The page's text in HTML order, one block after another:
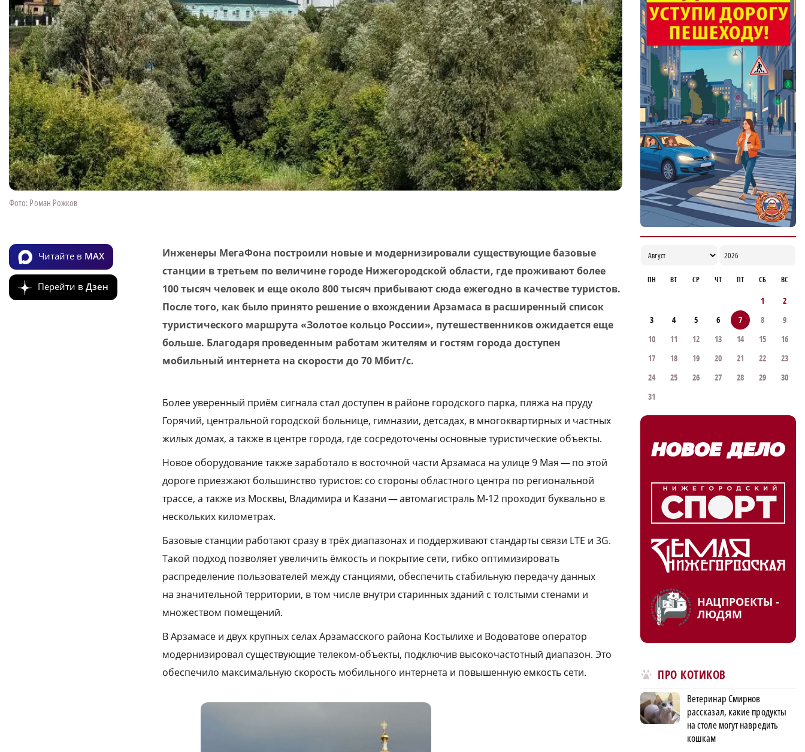
Фото: Роман Рожков
Читайте в MAX
Перейти в Дзен
Инженеры МегаФона построили новые и модернизировали существующие базовые
станции в третьем по величине городе Нижегородской области, где проживают более
100 тысяч человек и еще около 800 тысяч прибывают сюда ежегодно в качестве туристов.
После того, как было принято решение о вхождении Арзамаса в расширенный список
туристического маршрута «Золотое кольцо России», путешественников ожидается еще
больше. Благодаря проведенным работам жителям и гостям города доступен
мобильный интернета на скорости до 70 Мбит/с.
Более уверенный приём сигнала стал доступен в районе городского парка, пляжа на пруду
Горячий, центральной городской больнице, гимназии, детсадах, в многоквартирных и частных
жилых домах, а также в центре города, где сосредоточены основные туристические объекты.
Новое оборудование также заработало в восточной части Арзамаса на улице 9 Мая — по этой
дороге приезжают большинство туристов: со стороны областного центра по региональной
трассе, а также из Москвы, Владимира и Казани — автомагистраль М‑12 проходит буквально в
нескольких километрах.
Базовые станции работают сразу в трёх диапазонах и поддерживают стандарты связи LTE и 3G.
Такой подход позволяет увеличить ёмкость и покрытие сети, гибко оптимизировать
распределение пользователей между станциями, обеспечить стабильную передачу данных
на значительной территории, в том числе внутри старинных зданий с толстыми стенами и
множеством помещений.
В Арзамасе и двух крупных селах Арзамасского района Костылихе и Водоватове оператор
модернизировал существующие телеком-объекты, подключив высокочастотный диапазон. Это
обеспечило максимальную скорость мобильного интернета и повышенную емкость сети.
Нижегородская область вошла в число
лидеров научно-популярного туризма
17:10
Специальный концерт «Музыка
балконов» пройдет в Нижнем Новгороде
15 августа
17:06
Опасное сливочное масло обнаружили в
Нижегородской области
17:00
ПН ВТ СР ЧТ ПТ СБ ВС
1
2
3
4 5 6 7 8
9
10
11 12 13 14 15
16
17
18 19 20 21 22
23
24
25 26 27 28 29
30
31
НАЦПРОЕКТЫ -
ЛЮДЯМ
ПРО КОТИКОВ
Ветеринар Смирнов
рассказал, какие продукты
на столе могут навредить
кошкам